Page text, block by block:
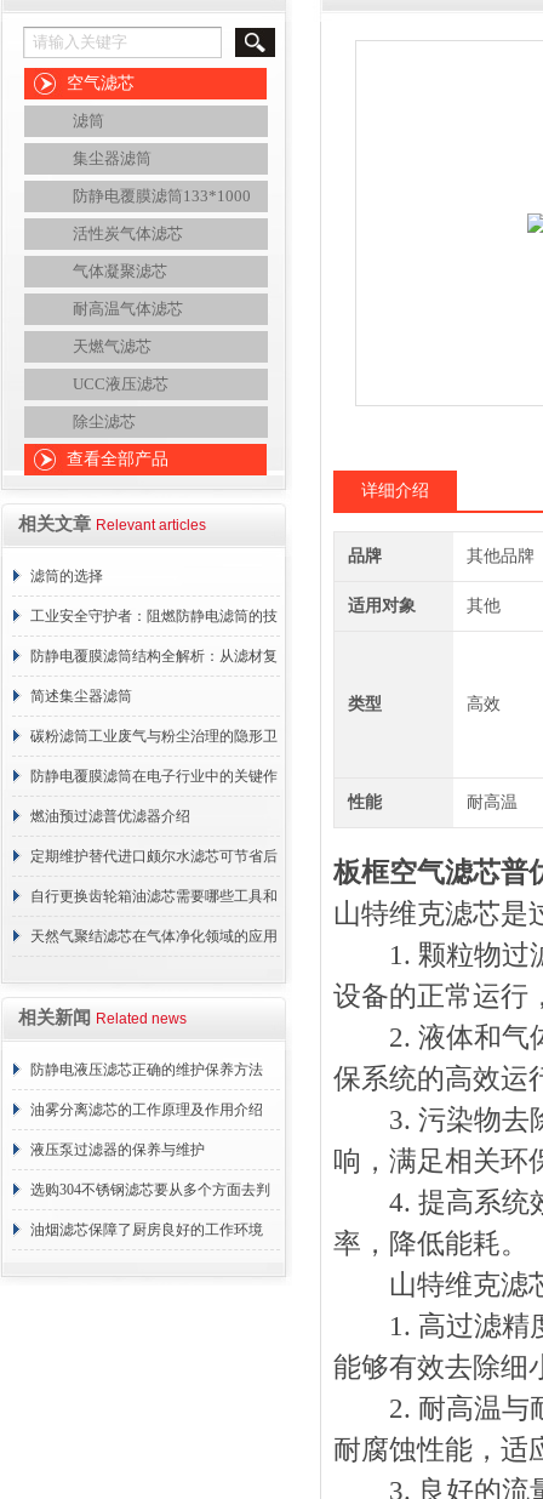
空气滤芯
滤筒
集尘器滤筒
防静电覆膜滤筒133*1000
活性炭气体滤芯
气体凝聚滤芯
耐高温气体滤芯
天燃气滤芯
UCC液压滤芯
除尘滤芯
查看全部产品
相关文章 Relevant articles
滤筒的选择
工业安全守护者：阻燃防静电滤筒的技
术原理与应用解析
防静电覆膜滤筒结构全解析：从滤材复
合到整体成型
简述集尘器滤筒
碳粉滤筒工业废气与粉尘治理的隐形卫
士
防静电覆膜滤筒在电子行业中的关键作
用
燃油预过滤普优滤器介绍
定期维护替代进口颇尔水滤芯可节省后
续更换成本
自行更换齿轮箱油滤芯需要哪些工具和
材料？
天然气聚结滤芯在气体净化领域的应用
相关新闻 Related news
防静电液压滤芯正确的维护保养方法
油雾分离滤芯的工作原理及作用介绍
液压泵过滤器的保养与维护
选购304不锈钢滤芯要从多个方面去判
断
油烟滤芯保障了厨房良好的工作环境
详细介绍
品牌 其他品牌
适用对象 其他
类型 高效
性能 耐高温
板框空气滤芯普
山特维克滤芯是
1. 颗粒物过滤
设备的正常运行
2. 液体和气体
保系统的高效运
3. 污染物去除
响，满足相关环
4. 提高系统效
率，降低能耗。
山特维克滤芯
1. 高过滤精度
能够有效去除细
2. 耐高温与耐
耐腐蚀性能，适
3. 良好的流量